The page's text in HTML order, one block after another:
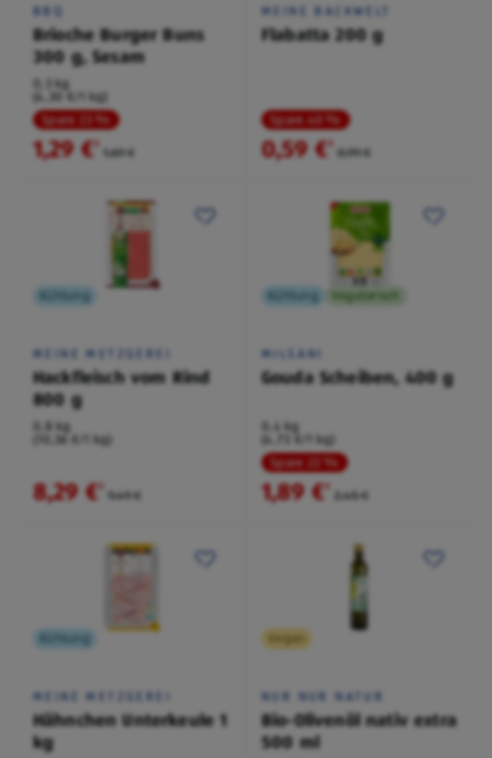
BBQ
Brioche Burger Buns
300 g, Sesam
0,3 kg
(4,30 €/1 kg)
Spare 23 %
1,29 € 1,69 €
MEINE BACKWELT
Flabatta 200 g
Spare 40 %
0,59 € 0,99 €
Kühlung
MEINE METZGEREI
Hackfleisch vom Rind
800 g
0,8 kg
(10,36 €/1 kg)
8,29 € 9,49 €
Kühlung Vegetarisch
MILSANI
Gouda Scheiben, 400 g
0,4 kg
(4,73 €/1 kg)
Spare 22 %
1,89 € 2,45 €
Kühlung
MEINE METZGEREI
Hähnchen Unterkeule 1
kg
Vegan
NUR NUR NATUR
Bio-Olivenöl nativ extra
500 ml